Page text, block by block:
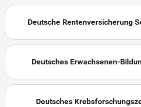
Deutsche Rentenversicherung
Deutsches Erwachsenen-
Deutsches